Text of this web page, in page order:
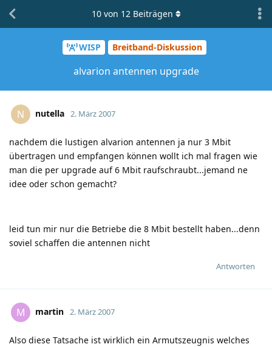
WISP Breitband-Diskussion
alvarion antennen upgrade
10von 12Beiträgen
N nutella 2. März 2007
nachdem die lustigen alvarion antennen ja nur 3 Mbit
übertragen und empfangen können wollt ich mal fragen wie
man die per upgrade auf 6 Mbit raufschraubt...jemand ne
idee oder schon gemacht?
leid tun mir nur die Betriebe die 8 Mbit bestellt haben...denn
soviel schaffen die antennen nicht
Antworten
M martin 2. März 2007
Also diese Tatsache ist wirklich ein Armutszeugnis welches